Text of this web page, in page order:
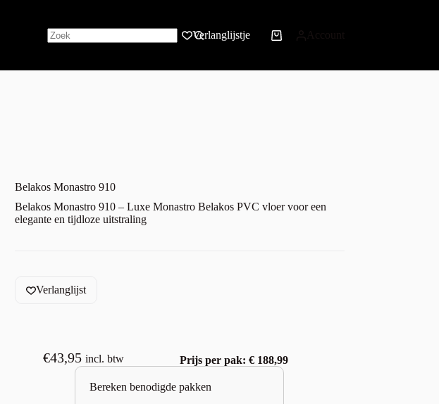
Verlanglijstje
Belakos Monastro 910
Belakos Monastro 910 – Luxe Monastro Belakos PVC vloer voor een
elegante en tijdloze uitstraling
Verlanglijst
€43,95 incl. btw Prijs per pak: € 188,99
Bereken benodigde pakken